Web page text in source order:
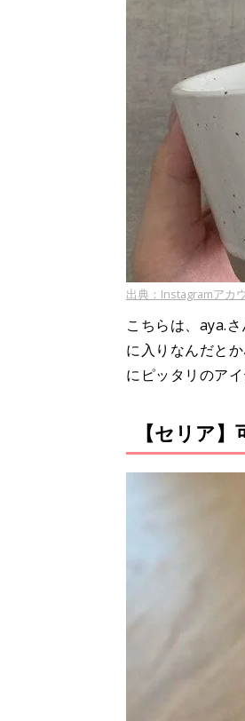
出典：Instagramアカ
こちらは、aya.
に入りなんだと
にピッタリのア
【セリア